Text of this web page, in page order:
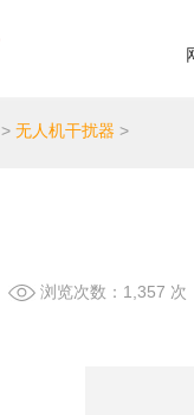
>无人机干扰器 >
浏览次数：1,357 次